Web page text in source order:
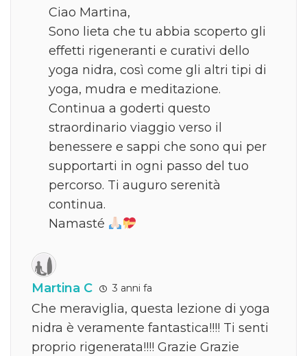
Ciao Martina,
Sono lieta che tu abbia scoperto gli
effetti rigeneranti e curativi dello
yoga nidra, così come gli altri tipi di
yoga, mudra e meditazione.
Continua a goderti questo
straordinario viaggio verso il
benessere e sappi che sono qui per
supportarti in ogni passo del tuo
percorso. Ti auguro serenità
continua.
Namasté
Martina C 3 anni fa
Che meraviglia, questa lezione di yoga
nidra è veramente fantastica!!!! Ti senti
proprio rigenerata!!!! Grazie Grazie